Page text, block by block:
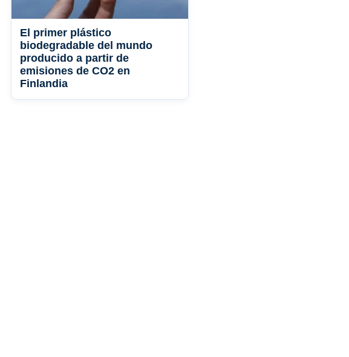
El primer plástico
biodegradable del mundo
producido a partir de
emisiones de CO2 en
Finlandia